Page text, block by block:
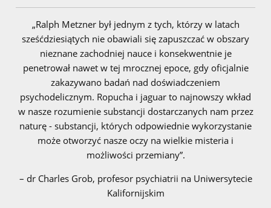
„Ralph Metzner był jednym z tych, którzy w latach
sześćdziesiątych nie obawiali się zapuszczać w obszary
nieznane zachodniej nauce i konsekwentnie je
penetrował nawet w tej mrocznej epoce, gdy oficjalnie
zakazywano badań nad doświadczeniem
psychodelicznym. Ropucha i jaguar to najnowszy wkład
w nasze rozumienie substancji dostarczanych nam przez
naturę - substancji, których odpowiednie wykorzystanie
może otworzyć nasze oczy na wielkie misteria i
możliwości przemiany”.
– dr Charles Grob, profesor psychiatrii na Uniwersytecie
Kalifornijskim